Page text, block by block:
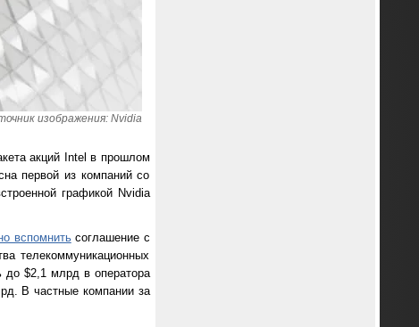
изображения: Nvidia
акций Intel в прошлом
первой из компаний со
графикой Nvidia
вспомнитьсоглашение с
телекоммуникационных
до $2,1 млрд в оператора
В частные компании за